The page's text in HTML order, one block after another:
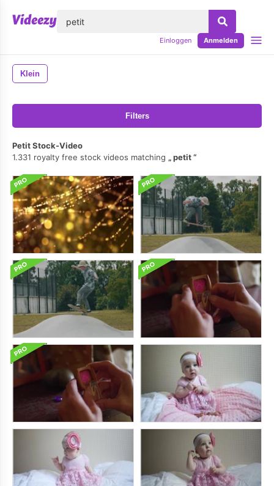
Einloggen Anmelden
Klein
Filters
Petit Stock-Video
1.331 royalty free stock videos matching
petit